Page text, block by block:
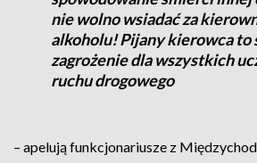
nie wolno wsiadać za
alkoholu! Pijany kierowca to
zagrożenie dla wszystkich
ruchu drogowego
– apelują funkcjonariusze z